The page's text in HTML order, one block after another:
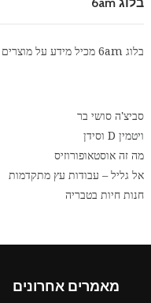
בלוג 6am מכיל מידע על מוצרים ושירותים בשיתוף עם אתר
סביצ'ה סושי בר
ויטמין D וסידן
מה זה אוסטאופורוזיס
אל גליל – עבודות עץ מתקדמות
חנות חיות בטבריה
מאמרים אחרונים